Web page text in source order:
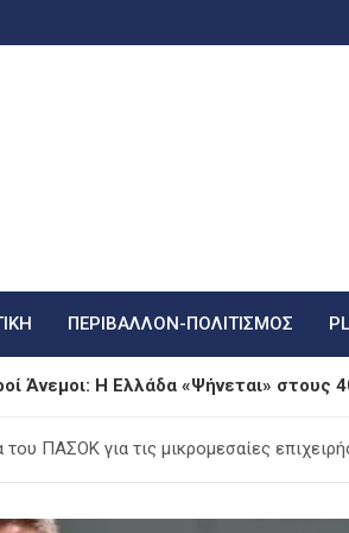
ΠΕΡΙΒΑΛΛΟΝ-ΠΟΛΙΤΙΣΜΟΣ
Άνεμοι: Η Ελλάδα «Ψήνεται»
τα μυστικά της
ΠΑΣΟΚ για τις μικρομεσαίες